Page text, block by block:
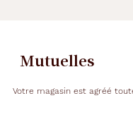
Mutuelles
Votre magasin est agréé